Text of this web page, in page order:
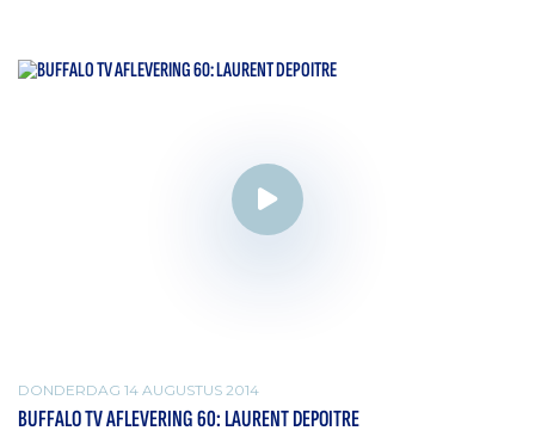
DONDERDAG 14 AUGUSTUS 2014
BUFFALO TV AFLEVERING 60: LAURENT DEPOITRE